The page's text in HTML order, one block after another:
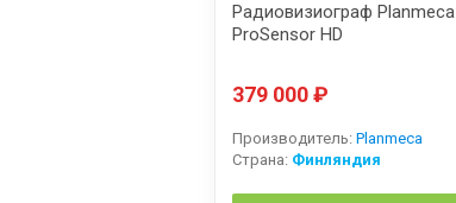
Радиовизиограф Planmeca
ProSensor HD
379 000₽
Производитель: Planmeca
Страна: Финляндия